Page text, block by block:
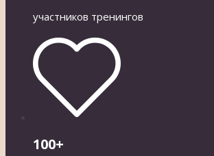
участников тренингов
100+